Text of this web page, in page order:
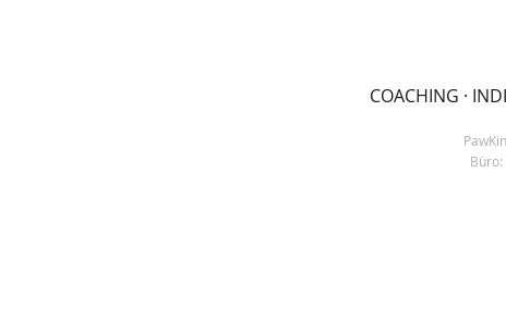
COACHING ·